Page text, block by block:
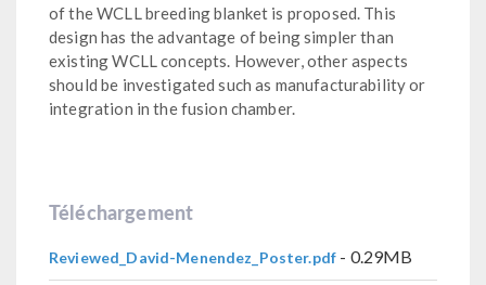
of the WCLL breeding blanket is proposed. This
design has the advantage of being simpler than
existing WCLL concepts. However, other aspects
should be investigated such as manufacturability or
integration in the fusion chamber.
Téléchargement
Reviewed_David-Menendez_Poster.pdf - 0.29MB